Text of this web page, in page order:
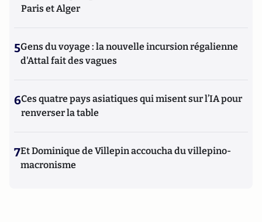
Paris et Alger
5Gens du voyage : la nouvelle incursion régalienne
d'Attal fait des vagues
6Ces quatre pays asiatiques qui misent sur l’IA pour
renverser la table
7Et Dominique de Villepin accoucha du villepino-
macronisme